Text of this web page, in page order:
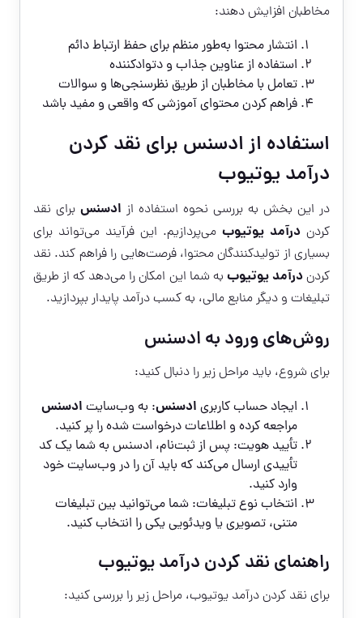
مخاطبان افزایش دهند:
انتشار محتوا به‌طور منظم برای حفظ ارتباط دائم
استفاده از عناوین جذاب و دتوادکننده
تعامل با مخاطبان از طریق نظرسنجی‌ها و سوالات
فراهم کردن محتوای آموزشی که واقعی و مفید باشد
استفاده از ادسنس برای نقد کردن
درآمد یوتیوب
در این بخش به بررسی نحوه استفاده از ادسنسبرای نقد
کردن درآمد یوتیوب می‌پردازیم. این فرآیند می‌تواند برای
بسیاری از تولیدکنندگان محتوا، فرصت‌هایی را فراهم کند. نقد
کردن درآمد یوتیوب به شما این امکان را می‌دهد که از طریق
تبلیغات و دیگر منابع مالی، به کسب درآمد پایدار بپردازید.
روش‌های ورود به ادسنس
برای شروع، باید مراحل زیر را دنبال کنید:
ایجاد حساب کاربری ادسنس: به وب‌سایت ادسنس
مراجعه کرده و اطلاعات درخواست شده را پر کنید.
تأیید هویت: پس از ثبت‌نام، ادسنس به شما یک کد
تأییدی ارسال می‌کند که باید آن را در وب‌سایت خود
وارد کنید.
انتخاب نوع تبلیغات: شما می‌توانید بین تبلیغات
متنی، تصویری یا ویدئویی یکی را انتخاب کنید.
راهنمای نقد کردن درآمد یوتیوب
برای نقد کردن درآمد یوتیوب، مراحل زیر را بررسی کنید: